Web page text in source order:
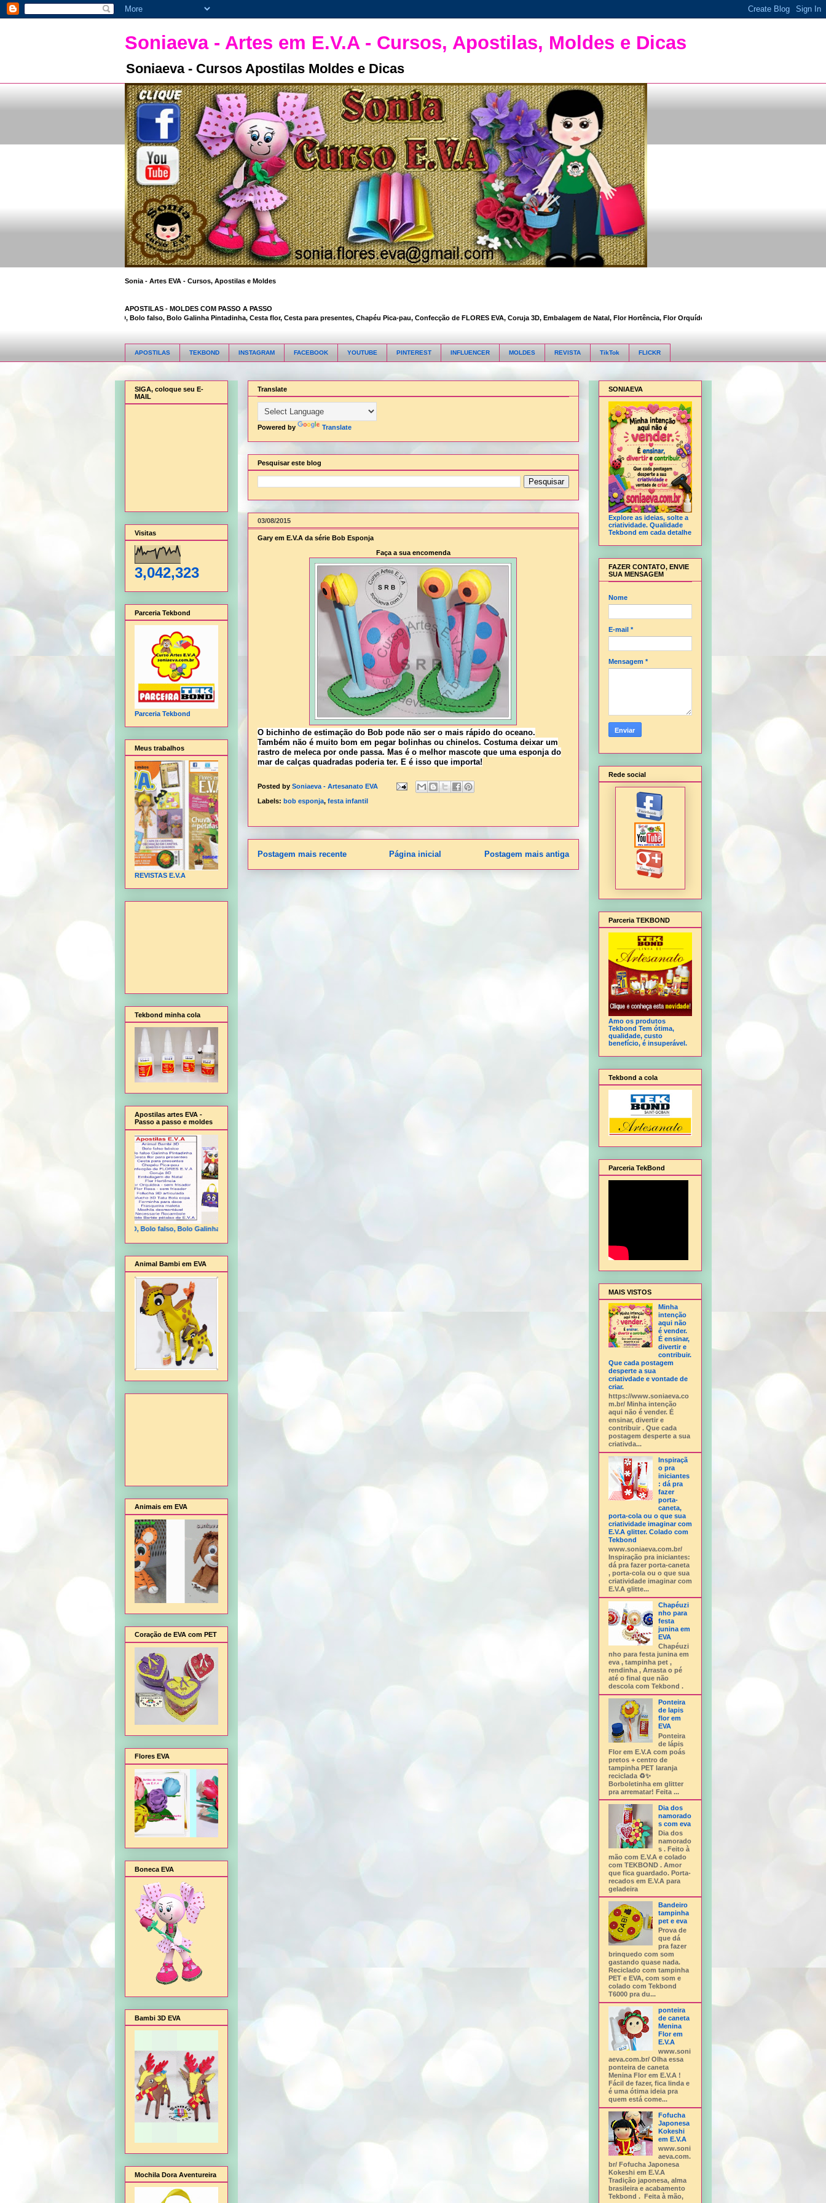
Soniaeva - Artes em E.V.A - Cursos, Apostilas, Moldes e Dicas
Soniaeva - Cursos Apostilas Moldes e Dicas
Sonia - Artes EVA - Cursos, Apostilas e Moldes
APOSTILAS - MOLDES COM PASSO A PASSO
Animal Bambi 3D, Bolo falso, Bolo Galinha Pintadinha, Cesta flor, Cesta para presentes, Chapéu Pica-pau, Confecção de FLORES EVA, Coruja 3D, Embalagem de Natal, Flor Hortência, Flor Orquídea, Flor Rosa, Fofucha 3D articulada,
APOSTILAS TEKBOND INSTAGRAM FACEBOOK YOUTUBE PINTEREST INFLUENCER MOLDES REVISTA TikTok FLICKR
Translate
Powered by Translate
Pesquisar este blog
03/08/2015
Gary em E.V.A da série Bob Esponja
Faça a sua encomenda
O bichinho de estimação do Bob pode não ser o mais rápido do oceano.
Também não é muito bom em pegar bolinhas ou chinelos. Costuma deixar um
rastro de meleca por onde passa. Mas é o melhor mascote que uma esponja do
mar de calças quadradas poderia ter. E é isso que importa!
Posted by Soniaeva - Artesanato EVA
Labels: bob esponja, festa infantil
Postagem mais recente Postagem mais antiga
Página inicial
SIGA, coloque seu E-
MAIL
Visitas
3,042,323
Parceria Tekbond
Parceria Tekbond
Meus trabalhos
REVISTAS E.V.A
Tekbond minha cola
Apostilas artes EVA -
Passo a passo e moldes
Animal Bambi 3D, Bolo falso, Bolo Galinha Pintadinha, Cesta flor, Cesta para presentes, Chapéu Pica-pau, Confecção de FLORES E.V.A, Coruja 3D, Embalagem de Natal, Flor Hortência, Flor Orquídea - sem frisador, Flor Rosa -
Animal Bambi em EVA
Animais em EVA
Coração de EVA com PET
Flores EVA
Boneca EVA
Bambi 3D EVA
Mochila Dora Aventureira
SONIAEVA
Explore as ideias, solte a
criatividade. Qualidade
Tekbond em cada detalhe
FAZER CONTATO, ENVIE
SUA MENSAGEM
Nome
E-mail *
Mensagem *
Rede social
Parceria TEKBOND
Amo os produtos
Tekbond Tem ótima,
qualidade, custo
benefício, é insuperável.
Tekbond a cola
Parceria TekBond
MAIS VISTOS
Minha
intenção
aqui não
é vender.
É ensinar,
divertir e
contribuir.
Que cada postagem
desperte a sua
criativdade e vontade de
criar.
https://www.soniaeva.co
m.br/ Minha intenção
aqui não é vender. É
ensinar, divertir e
contribuir . Que cada
postagem desperte a sua
criativda...
Inspiraçã
o pra
iniciantes
: dá pra
fazer
porta-
caneta,
porta-cola ou o que sua
criatividade imaginar com
E.V.A glitter. Colado com
Tekbond
www.soniaeva.com.br/
Inspiração pra iniciantes:
dá pra fazer porta-caneta
, porta-cola ou o que sua
criatividade imaginar com
E.V.A glitte...
Chapéuzi
nho para
festa
junina em
EVA
Chapéuzi
nho para festa junina em
eva , tampinha pet ,
rendinha , Arrasta o pé
até o final que não
descola com Tekbond .
Ponteira
de lapis
flor em
EVA
Ponteira
de lápis
Flor em E.V.A com poás
pretos + centro de
tampinha PET laranja
reciclada ♻️✨
Borboletinha em glitter
pra arrematar! Feita ...
Dia dos
namorado
s com eva
Dia dos
namorado
s . Feito à
mão com E.V.A e colado
com TEKBOND . Amor
que fica guardado. Porta-
recados em E.V.A para
geladeira
Bandeiro
tampinha
pet e eva
Prova de
que dá
pra fazer
brinquedo com som
gastando quase nada.
Reciclado com tampinha
PET e EVA, com som e
colado com Tekbond
T6000 pra du...
ponteira
de caneta
Menina
Flor em
E.V.A
www.soni
aeva.com.br/ Olha essa
ponteira de caneta
Menina Flor em E.V.A !
Fácil de fazer, fica linda e
é uma ótima ideia pra
quem está come...
Fofucha
Japonesa
Kokeshi
em E.V.A
www.soni
aeva.com.
br/ Fofucha Japonesa
Kokeshi em E.V.A
Tradição japonesa, alma
brasileira e acabamento
Tekbond . Feita à mão,